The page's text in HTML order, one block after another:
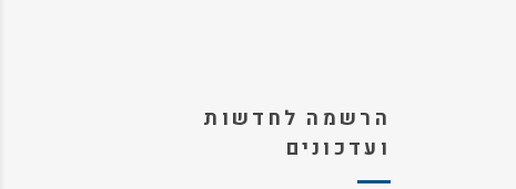
הרשמה לחדשות
ועדכונים